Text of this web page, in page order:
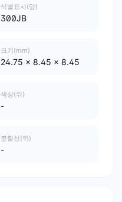
식별표시(앞)
300JB
크기(mm)
24.75 x 8.45 x 8.45
색상(뒤)
-
분할선(뒤)
-